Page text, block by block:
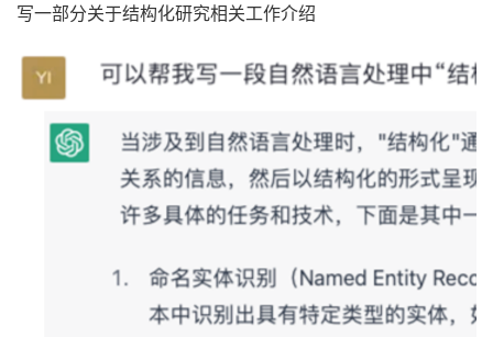
写一部分关于结构化研究相关工作介绍